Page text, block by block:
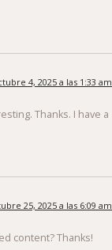
4, 2025 a las 1:33 am
Thanks. I have a
25, 2025 a las 6:09 am
content? Thanks!